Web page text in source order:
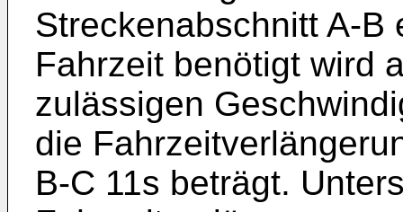
Streckenabschnitt A-B
Fahrzeit benötigt wird
zulässigen
die
B-C 11s beträgt.